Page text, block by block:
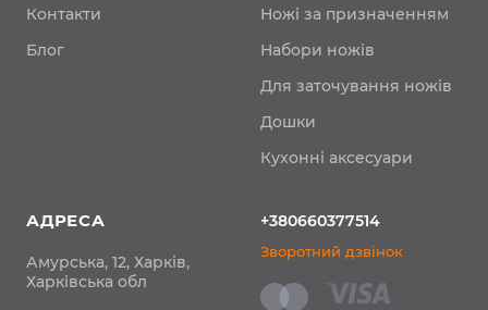
Контакти
Блог
Ножі за призначенням
Набори ножів
Для заточування ножів
Дошки
Кухонні аксесуари
АДРЕСА
Амурська, 12, Харків,
Харківська обл
+380660377514
Зворотний дзвінок